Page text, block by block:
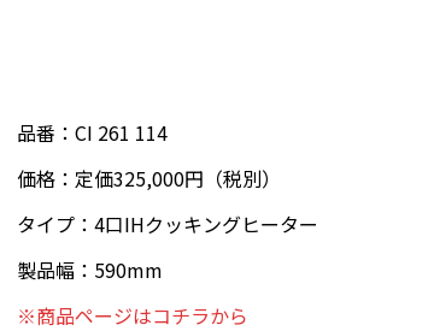
品番：CI 261 114
価格：定価325,000円（税別）
タイプ：4口IHクッキングヒーター
製品幅：590mm
※商品ページはコチラから